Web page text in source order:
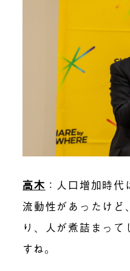
高木 ： 人口増加時代
流動性があったけど
り、人が煮詰まって
すね。